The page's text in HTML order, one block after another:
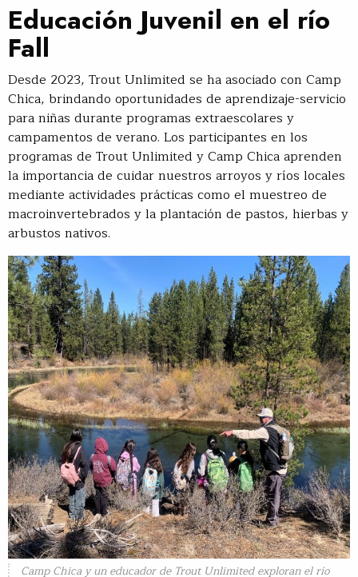
Educación Juvenil en el río
Fall
Desde 2023, Trout Unlimited se ha asociado con Camp
Chica, brindando oportunidades de aprendizaje-servicio
para niñas durante programas extraescolares y
campamentos de verano. Los participantes en los
programas de Trout Unlimited y Camp Chica aprenden
la importancia de cuidar nuestros arroyos y ríos locales
mediante actividades prácticas como el muestreo de
macroinvertebrados y la plantación de pastos, hierbas y
arbustos nativos.
Camp Chica y un educador de Trout Unlimited exploran el río